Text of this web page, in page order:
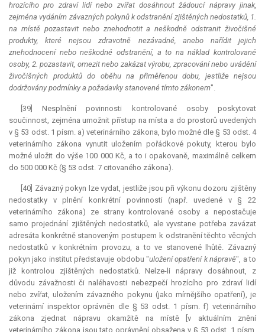
hrozícího pro zdraví lidí nebo zvířat dosáhnout žádoucí nápravy jinak,
zejména vydáním závazných pokynů k odstranění zjištěných nedostatků, 1.
na místě pozastavit nebo znehodnotit a neškodně odstranit živočišné
produkty, které nejsou zdravotně nezávadné, anebo nařídit jejich
znehodnocení nebo neškodné odstranění, a to na náklad kontrolované
osoby, 2. pozastavit, omezit nebo zakázat výrobu, zpracování nebo uvádění
živočišných produktů do oběhu na přiměřenou dobu, jestliže nejsou
dodržovány podmínky a požadavky stanovené tímto zákonem".
[39] Nesplnění povinnosti kontrolované osoby poskytovat
součinnost, zejména umožnit přístup na místa a do prostorů uvedených
v § 53 odst. 1 písm. a) veterinárního zákona, bylo možné dle § 53 odst. 4
veterinárního zákona vynutit uložením pořádkové pokuty, kterou bylo
možné uložit do výše 100 000 Kč, a to i opakovaně, maximálně celkem
do 500 000 Kč (§ 53 odst. 7 citovaného zákona).
[40] Závazný pokyn lze vydat, jestliže jsou při výkonu dozoru zjištěny
nedostatky v plnění konkrétní povinnosti (např. uvedené v § 22
veterinárního zákona) ze strany kontrolované osoby a nepostačuje
samo projednání zjištěných nedostatků, ale vyvstane potřeba zavázat
adresáta konkrétně stanoveným postupem k odstranění těchto věcných
nedostatků v konkrétním provozu, a to ve stanovené lhůtě. Závazný
pokyn jako institut představuje obdobu "uložení opatření k nápravě", a to
již kontrolou zjištěných nedostatků. Nelze-li nápravy dosáhnout, z
důvodu závažnosti či naléhavosti nebezpečí hrozícího pro zdraví lidí
nebo zvířat, uložením závazného pokynu (jako mírnějšího opatření), je
veterinární inspektor oprávněn dle § 53 odst. 1 písm. f) veterinárního
zákona zjednat nápravu okamžitě na místě [v aktuálním znění
veterinárního zákona jsou tato oprávnění obsažena v § 53 odst. 1 písm.